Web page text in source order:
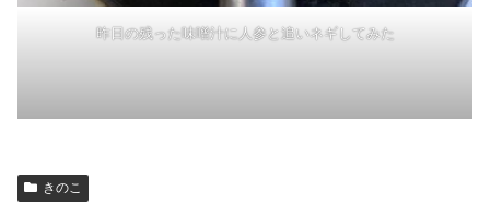
昨日の残った味噌汁に人参と追いネギしてみた
きのこ